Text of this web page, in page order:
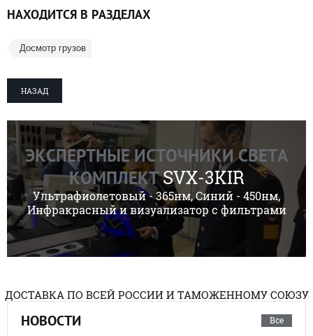
НАХОДИТСЯ В РАЗДЕЛАХ
Досмотр грузов
НАЗАД
ЭКСПЕРТНЫЕ ИСТОЧНИКИ СВЕТА
КОМПЛЕКТSVX-3KIR
Ультрафиолетовый - 365нм, Синий - 450нм,
Инфракрасный и визуализатор с фильтрами
ДОСТАВКА ПО ВСЕЙ РОССИИ И ТАМОЖЕННОМУ СОЮЗУ
НОВОСТИ Все